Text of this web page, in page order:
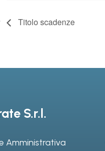
Titolo scadenze
S.r.l.
Amministrativa